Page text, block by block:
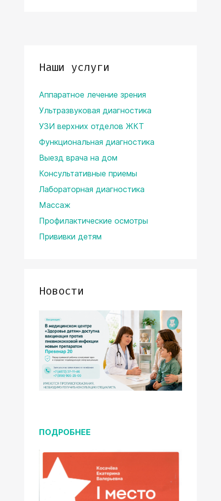
Наши услуги
Аппаратное лечение зрения
Ультразвуковая диагностика
УЗИ верхних отделов ЖКТ
Функциональная диагностика
Выезд врача на дом
Консультативные приемы
Лабораторная диагностика
Массаж
Профилактические осмотры
Прививки детям
Новости
ПОДРОБНЕЕ